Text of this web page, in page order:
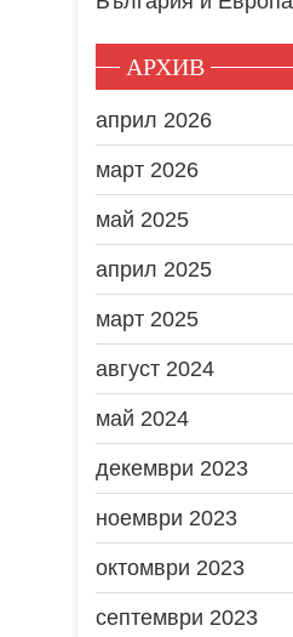
АРХИВ
април 2026
март 2026
май 2025
април 2025
март 2025
август 2024
май 2024
декември 2023
ноември 2023
октомври 2023
септември 2023